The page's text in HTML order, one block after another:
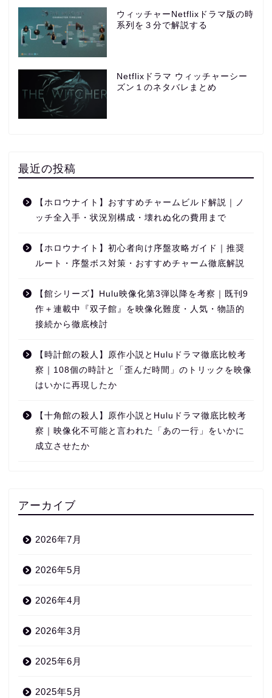
ウィッチャーNetflixドラマ版の時
系列を３分で解説する
Netflixドラマ ウィッチャーシー
ズン１のネタバレまとめ
最近の投稿
【ホロウナイト】おすすめチャームビルド解説｜ノ
ッチ全入手・状況別構成・壊れぬ化の費用まで
【ホロウナイト】初心者向け序盤攻略ガイド｜推奨
ルート・序盤ボス対策・おすすめチャーム徹底解説
【館シリーズ】Hulu映像化第3弾以降を考察｜既刊9
作＋連載中『双子館』を映像化難度・人気・物語的
接続から徹底検討
【時計館の殺人】原作小説とHuluドラマ徹底比較考
察｜108個の時計と「歪んだ時間」のトリックを映像
はいかに再現したか
【十角館の殺人】原作小説とHuluドラマ徹底比較考
察｜映像化不可能と言われた「あの一行」をいかに
成立させたか
アーカイブ
2026年7月
2026年5月
2026年4月
2026年3月
2025年6月
2025年5月